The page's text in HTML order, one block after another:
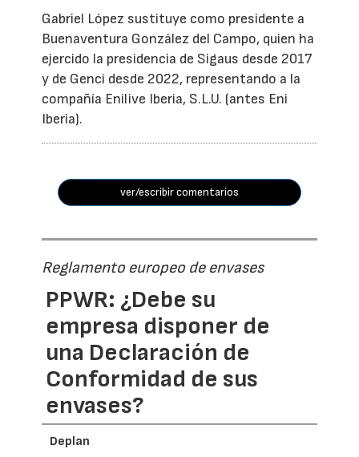
Gabriel López sustituye como presidente a
Buenaventura González del Campo, quien ha
ejercido la presidencia de Sigaus desde 2017
y de Genci desde 2022, representando a la
compañía Enilive Iberia, S.L.U. (antes Eni
Iberia).
ver/escribir comentarios
Reglamento europeo de envases
PPWR: ¿Debe su
empresa disponer de
una Declaración de
Conformidad de sus
envases?
Deplan